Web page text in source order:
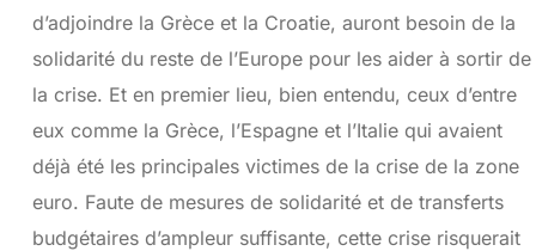
d’adjoindre la Grèce et la Croatie, auront besoin de la
solidarité du reste de l’Europe pour les aider à sortir de
la crise. Et en premier lieu, bien entendu, ceux d’entre
eux comme la Grèce, l’Espagne et l’Italie qui avaient
déjà été les principales victimes de la crise de la zone
euro. Faute de mesures de solidarité et de transferts
budgétaires d’ampleur suffisante, cette crise risquerait